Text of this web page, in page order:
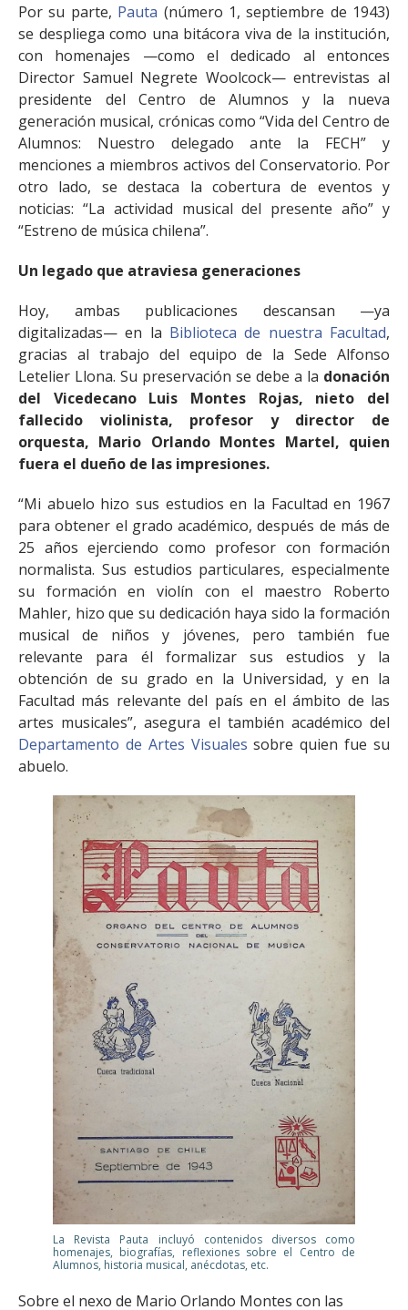
Por su parte, Pauta (número 1, septiembre de 1943)
se despliega como una bitácora viva de la institución,
con homenajes —como el dedicado al entonces
Director Samuel Negrete Woolcock— entrevistas al
presidente del Centro de Alumnos y la nueva
generación musical, crónicas como “Vida del Centro de
Alumnos: Nuestro delegado ante la FECH” y
menciones a miembros activos del Conservatorio. Por
otro lado, se destaca la cobertura de eventos y
noticias: “La actividad musical del presente año” y
“Estreno de música chilena”.
Un legado que atraviesa generaciones
Hoy, ambas publicaciones descansan —ya
digitalizadas— en la Biblioteca de nuestra Facultad,
gracias al trabajo del equipo de la Sede Alfonso
Letelier Llona. Su preservación se debe a la donación
del Vicedecano Luis Montes Rojas, nieto del
fallecido violinista, profesor y director de
orquesta, Mario Orlando Montes Martel, quien
fuera el dueño de las impresiones.
“Mi abuelo hizo sus estudios en la Facultad en 1967
para obtener el grado académico, después de más de
25 años ejerciendo como profesor con formación
normalista. Sus estudios particulares, especialmente
su formación en violín con el maestro Roberto
Mahler, hizo que su dedicación haya sido la formación
musical de niños y jóvenes, pero también fue
relevante para él formalizar sus estudios y la
obtención de su grado en la Universidad, y en la
Facultad más relevante del país en el ámbito de las
artes musicales”, asegura el también académico del
Departamento de Artes Visuales sobre quien fue su
abuelo.
La Revista Pauta incluyó contenidos diversos como
homenajes, biografías, reflexiones sobre el Centro de
Alumnos, historia musical, anécdotas, etc.
Sobre el nexo de Mario Orlando Montes con las